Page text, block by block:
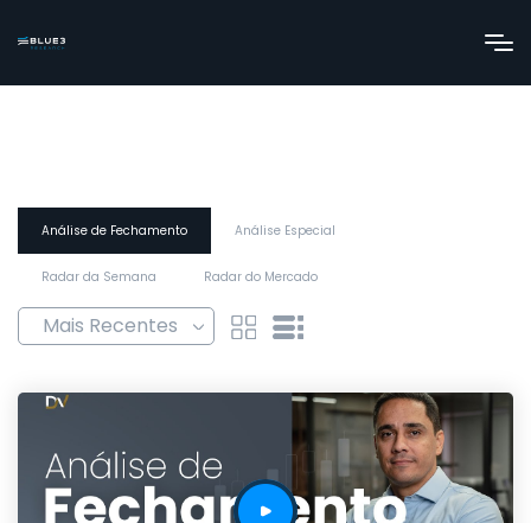
Análise de Fechamento Análise Especial
Radar da Semana Radar do Mercado